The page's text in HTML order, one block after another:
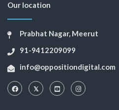
Our location
Prabhat Nagar, Meerut
91-9412209099
info@oppositiondigital.com